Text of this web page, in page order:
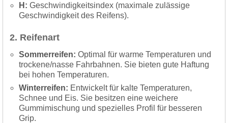
H: Geschwindigkeitsindex (maximale zulässige
Geschwindigkeit des Reifens).
2. Reifenart
Sommerreifen: Optimal für warme Temperaturen und
trockene/nasse Fahrbahnen. Sie bieten gute Haftung
bei hohen Temperaturen.
Winterreifen: Entwickelt für kalte Temperaturen,
Schnee und Eis. Sie besitzen eine weichere
Gummimischung und spezielles Profil für besseren
Grip.